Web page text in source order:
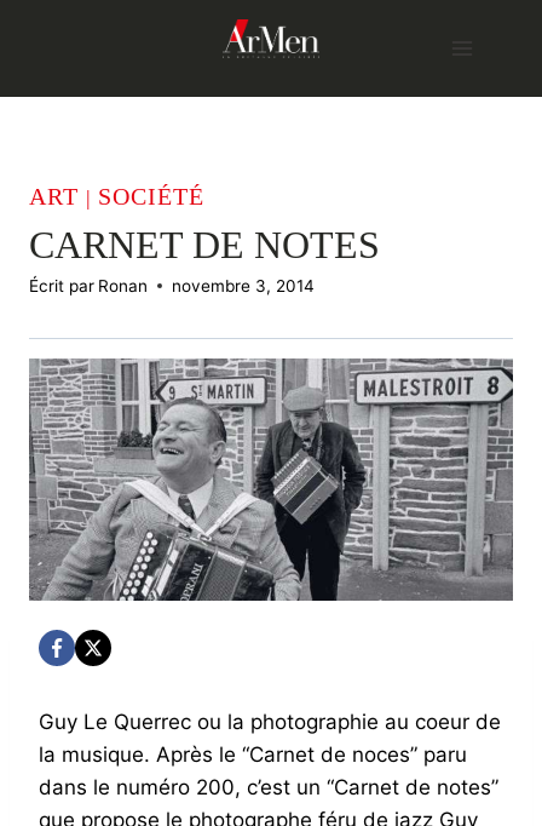
ART | SOCIÉTÉ
CARNET DE NOTES
Écrit par Ronan novembre 3, 2014
Guy Le Querrec ou la photographie au coeur de
la musique. Après le “Carnet de noces” paru
dans le numéro 200, c’est un “Carnet de notes”
que propose le photographe féru de jazz Guy